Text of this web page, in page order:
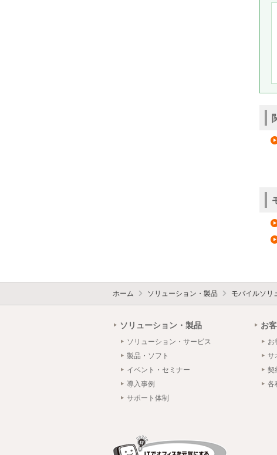
ホーム ソリューション・製品 モバイルソリ
ソリューション・製品
ソリューション・サービス
製品・ソフト
イベント・セミナー
導入事例
サポート体制
お
お
サ
契
各